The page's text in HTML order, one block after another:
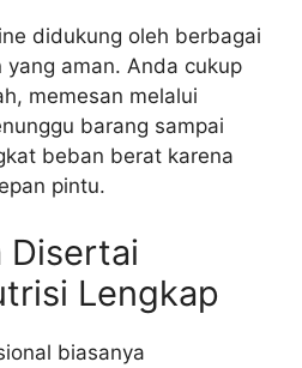
didukung oleh berbagai
aman. Anda cukup
memesan melalui
barang sampai
beban berat karena
pintu.
Disertai
Lengkap
biasanya